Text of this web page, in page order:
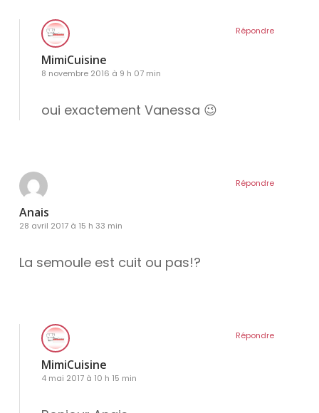
MimiCuisine
8 novembre 2016 à 9 h 07 min
oui exactement Vanessa 😉
Répondre
Anais
28 avril 2017 à 15 h 33 min
La semoule est cuit ou pas!?
Répondre
MimiCuisine
4 mai 2017 à 10 h 15 min
Répondre